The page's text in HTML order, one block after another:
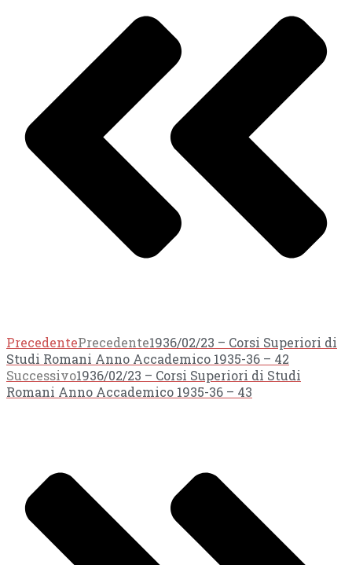
PrecedentePrecedente1936/02/23 – Corsi Superiori di
Studi Romani Anno Accademico 1935-36 – 42
Successivo1936/02/23 – Corsi Superiori di Studi
Romani Anno Accademico 1935-36 – 43